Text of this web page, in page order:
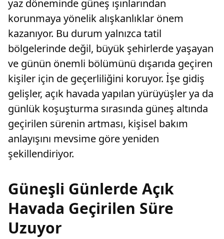
yaz döneminde güneş ışınlarından
korunmaya yönelik alışkanlıklar önem
kazanıyor. Bu durum yalnızca tatil
bölgelerinde değil, büyük şehirlerde yaşayan
ve günün önemli bölümünü dışarıda geçiren
kişiler için de geçerliliğini koruyor. İşe gidiş
gelişler, açık havada yapılan yürüyüşler ya da
günlük koşuşturma sırasında güneş altında
geçirilen sürenin artması, kişisel bakım
anlayışını mevsime göre yeniden
şekillendiriyor.
Güneşli Günlerde Açık
Havada Geçirilen Süre
Uzuyor